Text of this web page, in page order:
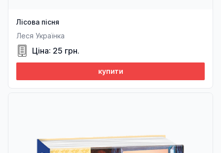
Лісова пісня
Леся Українка
Ціна: 25 грн.
купити